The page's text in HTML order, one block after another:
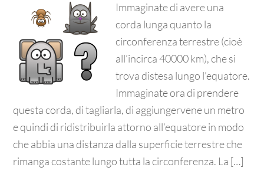
Immaginate di avere una
corda lunga quanto la
circonferenza terrestre (cioè
all’incirca 40000 km), che si
trova distesa lungo l’equatore.
Immaginate ora di prendere
questa corda, di tagliarla, di aggiungervene un metro
e quindi di ridistribuirla attorno all’equatore in modo
che abbia una distanza dalla superficie terrestre che
rimanga costante lungo tutta la circonferenza. La […]